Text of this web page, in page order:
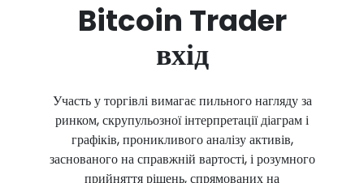
Bitcoin Trader
вхід
Участь у торгівлі вимагає пильного нагляду за
ринком, скрупульозної інтерпретації діаграм і
графіків, проникливого аналізу активів,
заснованого на справжній вартості, і розумного
прийняття рішень, спрямованих на